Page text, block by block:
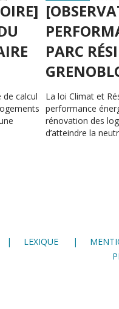
calcul
PARC
La loi Climat et
performance
rénovation des
d’atteindre la
LEXIQUE